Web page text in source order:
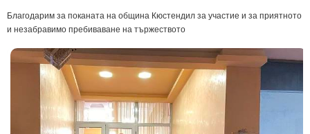
Благодарим за поканата на община Кюстендил за участие и за приятното
и незабравимо пребиваване на тържеството